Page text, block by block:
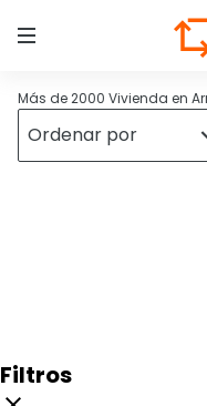
Más de 2000 Vivienda en
Filtros